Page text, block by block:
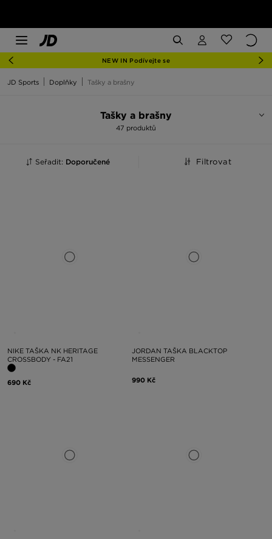
NEW IN Podívejte se
JD Sports Doplňky Tašky a brašny
Tašky a brašny
47 produktů
Seřadit: Doporučené Filtrovat
NIKE TAŠKA NK HERITAGE
CROSSBODY - FA21
690 Kč
JORDAN TAŠKA BLACKTOP
MESSENGER
990 Kč